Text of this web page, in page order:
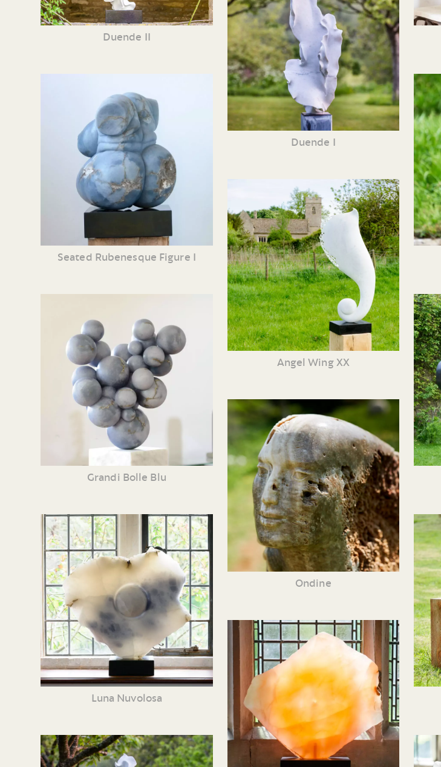
Duende II
Seated Rubenesque Figure I
Grandi Bolle Blu
Luna Nuvolosa
Duende I
Angel Wing XX
Ondine